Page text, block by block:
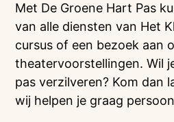
Met De Groene Hart Pas
van alle diensten van Het
cursus of een bezoek aan
theatervoorstellingen. Wil
pas verzilveren? Kom dan
wij helpen je graag